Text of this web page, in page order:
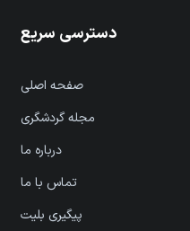
دسترسی سریع
صفحه اصلی
مجله گردشگری
درباره ما
تماس با ما
پیگیری بلیت